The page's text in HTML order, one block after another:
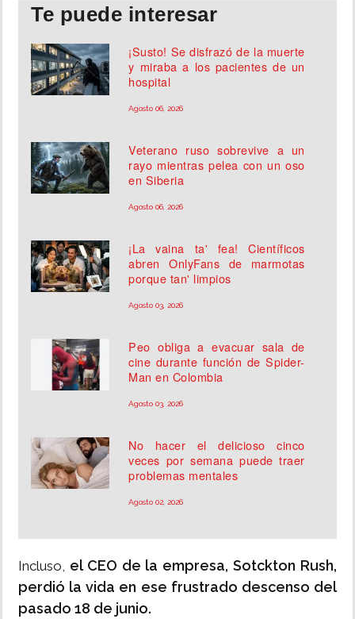
Te puede interesar
¡Susto! Se disfrazó de la muerte
y miraba a los pacientes de un
hospital
Agosto 06, 2026
Veterano ruso sobrevive a un
rayo mientras pelea con un oso
en Siberia
Agosto 06, 2026
¡La vaina ta' fea! Científicos
abren OnlyFans de marmotas
porque tan' limpios
Agosto 03, 2026
Peo obliga a evacuar sala de
cine durante función de Spider-
Man en Colombia
Agosto 03, 2026
No hacer el delicioso cinco
veces por semana puede traer
problemas mentales
Agosto 02, 2026
Incluso, el CEO de la empresa, Sotckton Rush,
perdió la vida en ese frustrado descenso del
pasado 18 de junio.